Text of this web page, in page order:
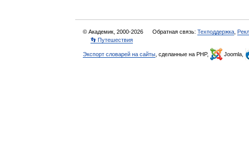
© Академик, 2000-2026 Обратная связь: Техподдержка
👣 Путешествия
Экспорт словарей на сайты , сделанные на PHP, Joomla,